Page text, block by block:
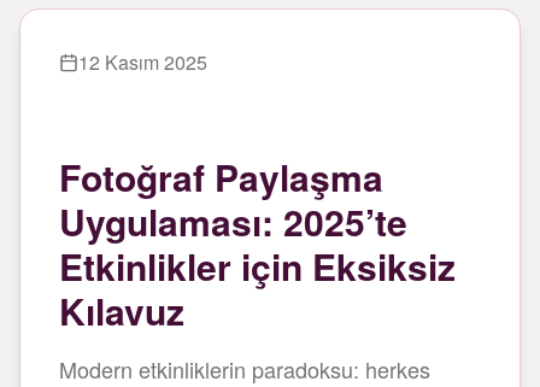
12 Kasım 2025
Fotoğraf Paylaşma
Uygulaması: 2025’te
Etkinlikler için Eksiksiz
Kılavuz
Modern etkinliklerin paradoksu: herkes